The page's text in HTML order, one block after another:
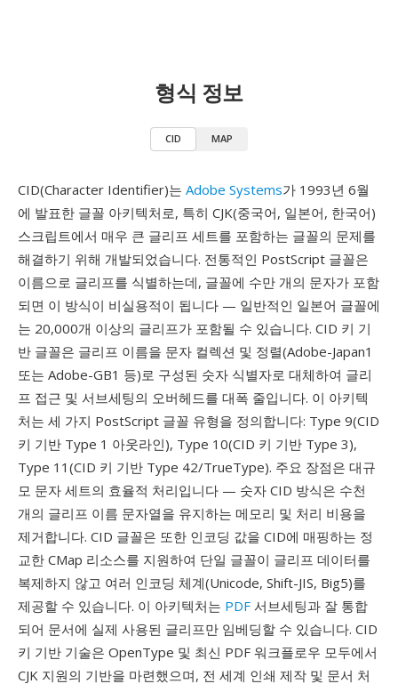
형식 정보
CID MAP
CID(Character Identifier)는 Adobe Systems가 1993년 6월
에 발표한 글꼴 아키텍처로, 특히 CJK(중국어, 일본어, 한국어)
스크립트에서 매우 큰 글리프 세트를 포함하는 글꼴의 문제를
해결하기 위해 개발되었습니다. 전통적인 PostScript 글꼴은
이름으로 글리프를 식별하는데, 글꼴에 수만 개의 문자가 포함
되면 이 방식이 비실용적이 됩니다 — 일반적인 일본어 글꼴에
는 20,000개 이상의 글리프가 포함될 수 있습니다. CID 키 기
반 글꼴은 글리프 이름을 문자 컬렉션 및 정렬(Adobe-Japan1
또는 Adobe-GB1 등)로 구성된 숫자 식별자로 대체하여 글리
프 접근 및 서브세팅의 오버헤드를 대폭 줄입니다. 이 아키텍
처는 세 가지 PostScript 글꼴 유형을 정의합니다: Type 9(CID
키 기반 Type 1 아웃라인), Type 10(CID 키 기반 Type 3),
Type 11(CID 키 기반 Type 42/TrueType). 주요 장점은 대규
모 문자 세트의 효율적 처리입니다 — 숫자 CID 방식은 수천
개의 글리프 이름 문자열을 유지하는 메모리 및 처리 비용을
제거합니다. CID 글꼴은 또한 인코딩 값을 CID에 매핑하는 정
교한 CMap 리소스를 지원하여 단일 글꼴이 글리프 데이터를
복제하지 않고 여러 인코딩 체계(Unicode, Shift-JIS, Big5)를
제공할 수 있습니다. 이 아키텍처는 PDF 서브세팅과 잘 통합
되어 문서에 실제 사용된 글리프만 임베딩할 수 있습니다. CID
키 기반 기술은 OpenType 및 최신 PDF 워크플로우 모두에서
CJK 지원의 기반을 마련했으며, 전 세계 인쇄 제작 및 문서 처